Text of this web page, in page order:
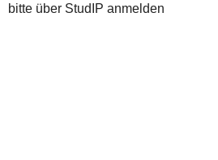
bitte über StudIP anmelden